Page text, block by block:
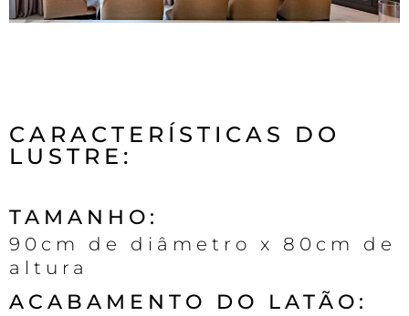
CARACTERÍSTICAS DO
LUSTRE:
TAMANHO:
90cm de diâmetro x 80cm de
altura
ACABAMENTO DO LATÃO: